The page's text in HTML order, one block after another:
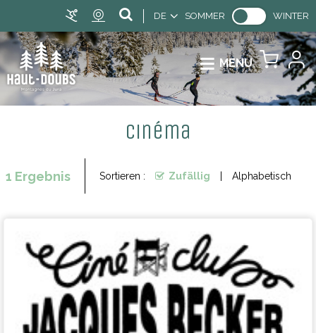
DE SOMMER WINTER
MENU
Cinéma
1 Ergebnis Sortieren : Zufällig Alphabetisch